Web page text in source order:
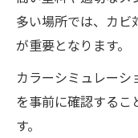
多い場所では、カビ
が重要となります。
カラーシミュレー
を事前に確認するこ
す。